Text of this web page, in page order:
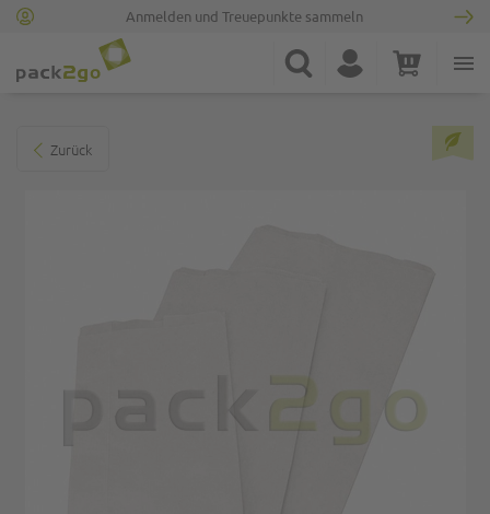
Anmelden und Treuepunkte sammeln
Suche Konto Warenkorb
Zurück